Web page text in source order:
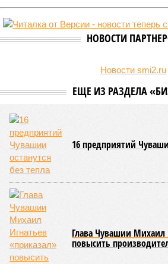
В Чувашской Республике
направленные на повышение статуса и
развитие национальной борьбы на
дисциплины в качестве
ведомственных знаков отличия,
атрибутов на уровне правительства
обнародованным материалам,
нагрудные знаки мастера спорта
класса по керешу, а также мастера
Параллельно с этим разработана
по керешу, охватывающая все ступени
юношеского разряда до уровня
спорта. Такая структура призвана
в подготовке юных атлетов и создать
для последовательного повышения
Керешу представляет собой